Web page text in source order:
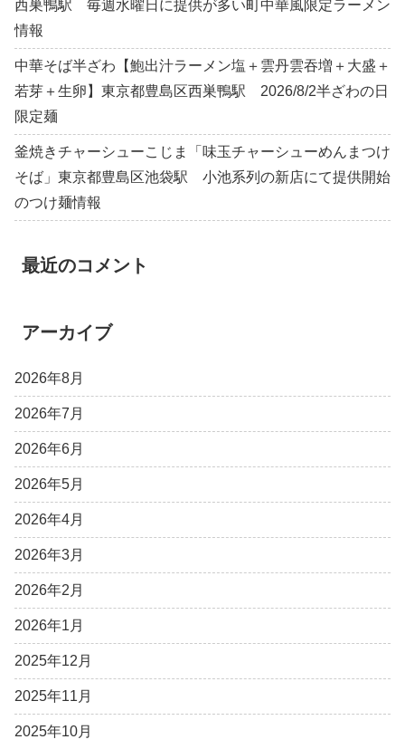
西巣鴨駅 毎週水曜日に提供が多い町中華風限定ラーメン
情報
中華そば半ざわ【鮑出汁ラーメン塩＋雲丹雲吞増＋大盛＋
若芽＋生卵】東京都豊島区西巣鴨駅 2026/8/2半ざわの日
限定麺
釜焼きチャーシューこじま「味玉チャーシューめんまつけ
そば」東京都豊島区池袋駅 小池系列の新店にて提供開始
のつけ麺情報
最近のコメント
アーカイブ
2026年8月
2026年7月
2026年6月
2026年5月
2026年4月
2026年3月
2026年2月
2026年1月
2025年12月
2025年11月
2025年10月